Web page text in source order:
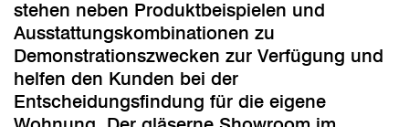
stehen neben Produktbeispielen und
Ausstattungskombinationen zu
Demonstrationszwecken zur Verfügung und
helfen den Kunden bei der
Entscheidungsfindung für die eigene